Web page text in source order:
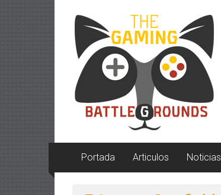
contenido
Portada Articulos Noticias